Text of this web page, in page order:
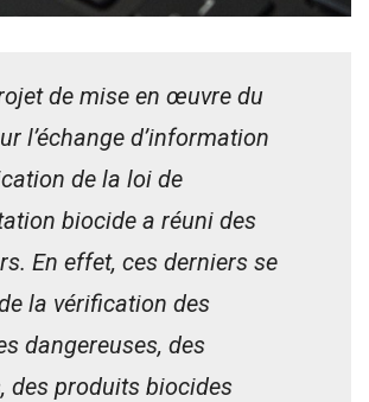
de mise en œuvre du
l’échange d’information
de la loi de
biocide a réuni des
En effet, ces derniers se
la vérification des
dangereuses, des
des produits biocides